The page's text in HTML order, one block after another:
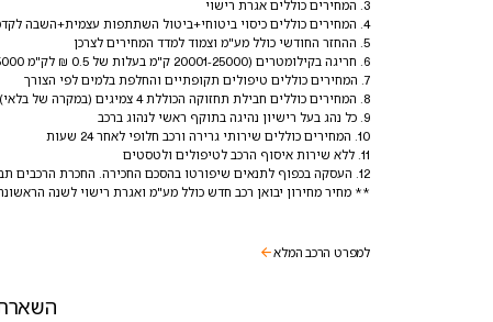
3. המחירים כוללים אגרת רישוי
4. המחירים כוללים כיסוי ביטוחי+ביטול השתתפות עצמית+השבה
5. ההחזר החודשי כולל מע"מ וצמוד למדד המחירים לצרכן
6 . חריגה בקילומטרים ( 20001-25000 ק"מ בעלות של 0 .5 ₪ לק"מ
7. המחירים כוללים טיפולים תקופתיים והחלפת בלמים לפי הצורך
8 . המחירים כוללים חבילת תחזוקה הכוללת4צמיגים (במקרה של
9 . כל נהג בעל רישיון נהיגה בתוקף ראשי לנהוג ברכב
10. המחירים כוללים שירותי גרירה ורכב חלופי לאחר24 שעות
11. ללא שירות איסוף הרכב לטיפולים ולטסטים
12. העסקה בכפוף לתנאים שיפורטו בהסכם החכירה. החכרת הרכבים
** מחיר מחירון יבואן רכב חדש כולל מע"מ ואגרת רישוי לשנה
למפרט הרכב המלא